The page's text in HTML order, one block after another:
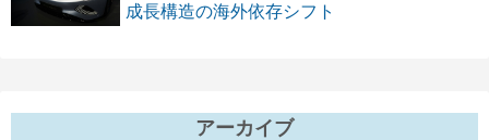
成長構造の海外依存シフト
アーカイブ